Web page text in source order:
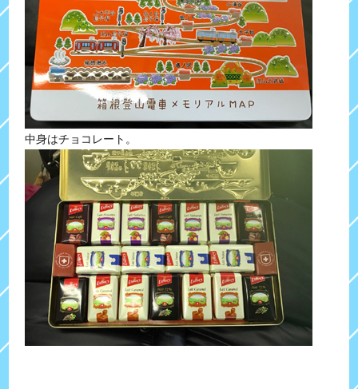
中身はチョコレート。